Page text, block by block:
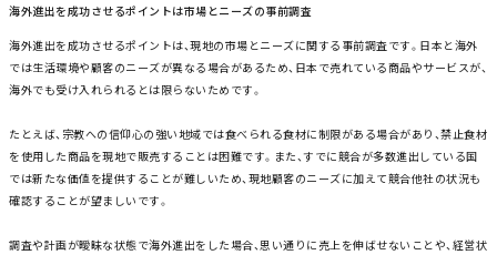
海外進出を成功させるポイントは市場とニーズの事前調査
海外進出を成功させるポイントは、現地の市場とニーズに関する事前調査です。日本と海外
では生活環境や顧客のニーズが異なる場合があるため、日本で売れている商品やサービスが、
海外でも受け入れられるとは限らないためです。
たとえば、宗教への信仰心の強い地域では食べられる食材に制限がある場合があり、禁止食材
を使用した商品を現地で販売することは困難です。また、すでに競合が多数進出している国
では新たな価値を提供することが難しいため、現地顧客のニーズに加えて競合他社の状況も
確認することが望ましいです。
調査や計画が曖昧な状態で海外進出をした場合、思い通りに売上を伸ばせないことや、経営状